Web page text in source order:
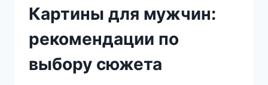
Картины для мужчин:
рекомендации по
выбору сюжета